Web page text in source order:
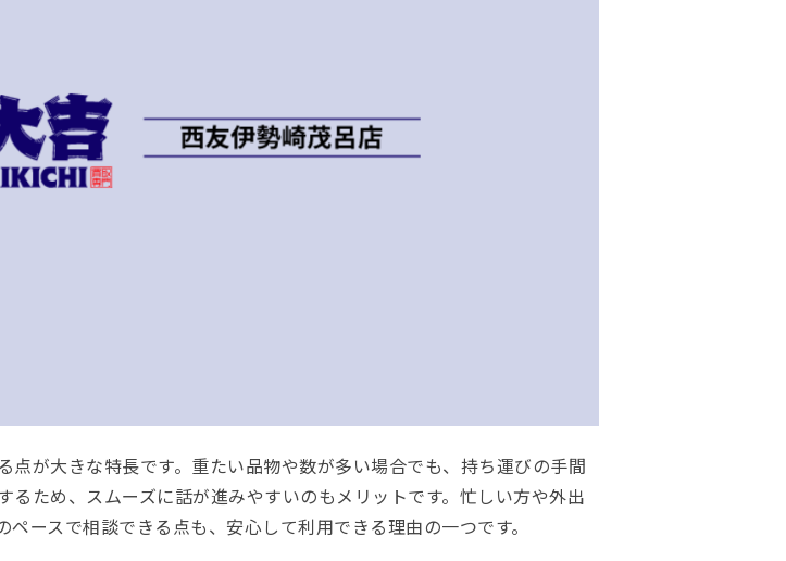
が大きな特長です。重たい品物や数が多い場合でも、持ち運びの手間
ため、スムーズに話が進みやすいのもメリットです。忙しい方や外出
ースで相談できる点も、安心して利用できる理由の一つです。